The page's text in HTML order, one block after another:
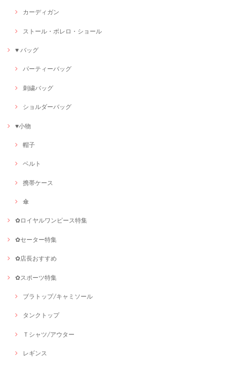
カーディガン
ストール・ボレロ・ショール
♥ バッグ
パーティーバッグ
刺繍バッグ
ショルダーバッグ
♥小物
帽子
ベルト
携帯ケース
傘
✿ロイヤルワンピース特集
✿セーター特集
✿店長おすすめ
✿スポーツ特集
ブラトップ/キャミソール
タンクトップ
Ｔシャツ/アウター
レギンス